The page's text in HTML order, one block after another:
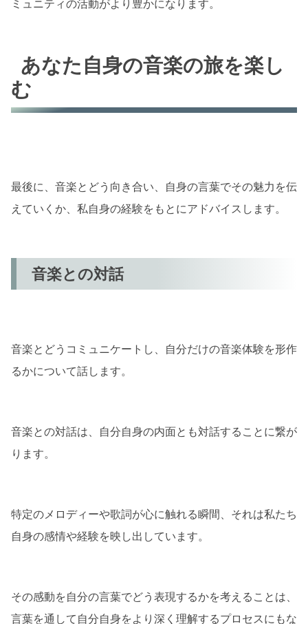
ミュニティの活動がより豊かになります。
あなた自身の音楽の旅を楽し
む
最後に、音楽とどう向き合い、自身の言葉でその魅力を伝
えていくか、私自身の経験をもとにアドバイスします。
音楽との対話
音楽とどうコミュニケートし、自分だけの音楽体験を形作
るかについて話します。
音楽との対話は、自分自身の内面とも対話することに繋が
ります。
特定のメロディーや歌詞が心に触れる瞬間、それは私たち
自身の感情や経験を映し出しています。
その感動を自分の言葉でどう表現するかを考えることは、
言葉を通して自分自身をより深く理解するプロセスにもな